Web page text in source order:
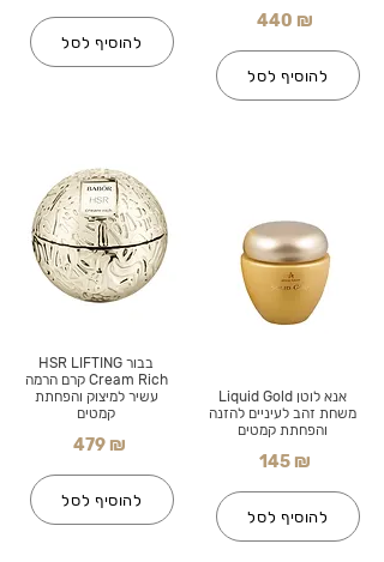
להוסיף לסל
בבור HSR LIFTING
Cream Rich קרם הרמה
עשיר למיצוק והפחתת
קמטים
479 ₪
להוסיף לסל
440 ₪
להוסיף לסל
אנא לוטן Liquid Gold
משחת זהב לעיניים להזנה
והפחתת קמטים
145 ₪
להוסיף לסל